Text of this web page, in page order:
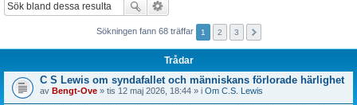
Sökningen fann 68 träffar 1 2 3
Trådar
C S Lewis om syndafallet och människans förlorade härlighet
av Bengt-Ove » tis 12 maj 2026, 18:44 » i Om C.S. Lewis